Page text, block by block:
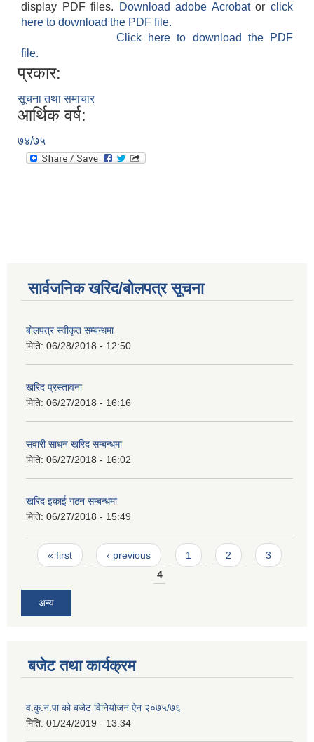
display PDF files.
Download adobe Acrobatorclick
here to download the PDF file.
Click here to download the PDF
file.
प्रकार:
सूचना तथा समाचार
आर्थिक वर्ष:
७४/७५
सार्वजनिक खरिद/बोलपत्र सूचना
बोलपत्र स्वीकृत सम्बन्धमा
मिति: 06/28/2018 - 12:50
खरिद प्रस्तावना
मिति: 06/27/2018 - 16:16
सवारी साधन खरिद सम्बन्धमा
मिति: 06/27/2018 - 16:02
खरिद इकाई गठन सम्बन्धमा
मिति: 06/27/2018 - 15:49
Pages
« first ‹ previous 1 2
3
4
अन्य
बजेट तथा कार्यक्रम
व.कु.न.पा को बजेट विनियोजन ऐन २०७५/७६
मिति: 01/24/2019 - 13:34